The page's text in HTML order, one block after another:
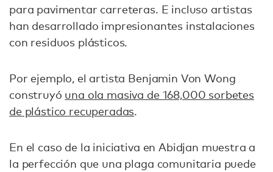
para pavimentar carreteras. E incluso artistas
han desarrollado impresionantes instalaciones
con residuos plásticos.
Por ejemplo, el artista Benjamin Von Wong
construyó una ola masiva de 168,000 sorbetes
de plástico recuperadas.
En el caso de la iniciativa en Abidjan muestra a
la perfección que una plaga comunitaria puede